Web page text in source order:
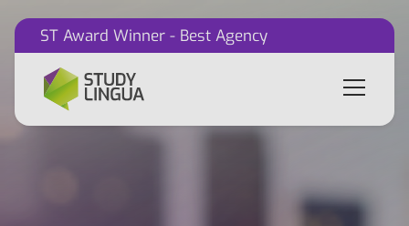
ST Award Winner - Best Agency